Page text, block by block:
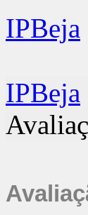
IPBeja
IPBeja